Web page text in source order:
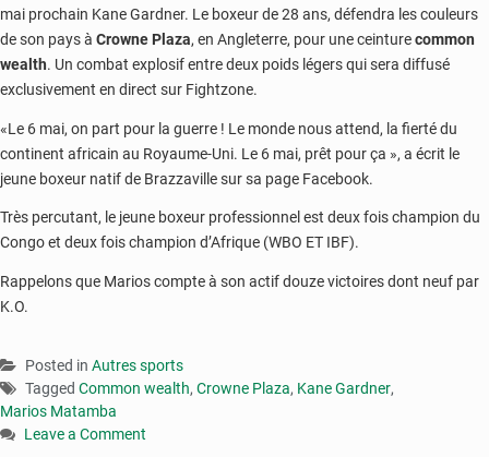
mai prochain Kane Gardner. Le boxeur de 28 ans, défendra les couleurs
de son pays à Crowne Plaza, en Angleterre, pour une ceinturecommon
wealth. Un combat explosif entre deux poids légers qui sera diffusé
exclusivement en direct sur Fightzone.
«Le 6 mai, on part pour la guerre ! Le monde nous attend, la fierté du
continent africain au Royaume-Uni. Le 6 mai, prêt pour ça », a écrit le
jeune boxeur natif de Brazzaville sur sa page Facebook.
Très percutant, le jeune boxeur professionnel est deux fois champion du
Congo et deux fois champion d’Afrique (WBO ET IBF).
Rappelons que Marios compte à son actif douze victoires dont neuf par
K.O.
Posted in Autres sports
Tagged Common wealth, Crowne Plaza, Kane Gardner,
Marios Matamba
Leave a Comment